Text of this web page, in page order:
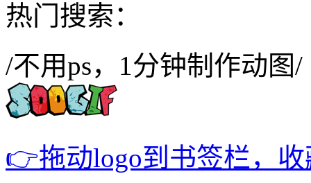
热门搜索：
/不用ps，1分钟制作动图/
👉拖动logo到书签栏，